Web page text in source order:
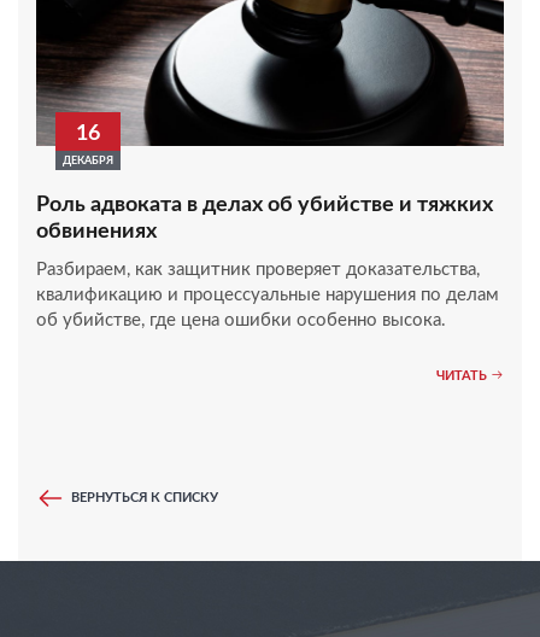
16
ДЕКАБРЯ
Роль адвоката в делах об убийстве и тяжких
обвинениях
Разбираем, как защитник проверяет доказательства,
квалификацию и процессуальные нарушения по делам
об убийстве, где цена ошибки особенно высока.
ЧИТАТЬ
ВЕРНУТЬСЯ К СПИСКУ